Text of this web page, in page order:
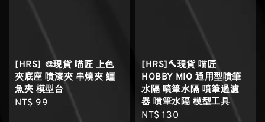
[HRS] 🎨現貨 喵匠 上色
夾底座 噴漆夾 串燒夾 鱷
魚夾 模型台
Regular
NT$ 99
[HRS]🔨現貨 喵匠
HOBBY MIO 通用型噴筆
水隔 噴筆水隔 噴筆過濾
器 噴筆水隔 模型工具
Regular
NT$ 130